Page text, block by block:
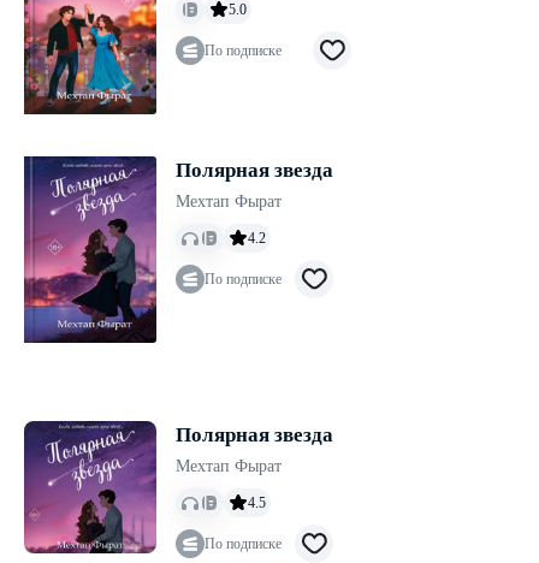
5.0
По подписке
Полярная звезда
Мехтап Фырат
4.2
По подписке
Полярная звезда
Мехтап Фырат
4.5
По подписке